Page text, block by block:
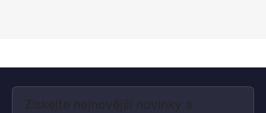
Získejte nejnovější novinky a